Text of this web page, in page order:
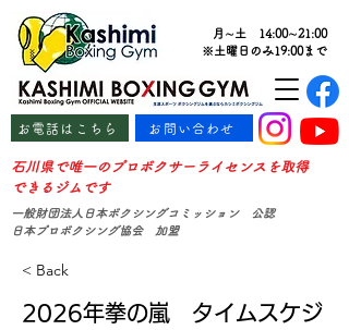
月∼土 14:00∼21:00
※土曜日のみ19:00まで
お電話はこちら お問い合わせ
石川県で唯一のプロボクサーライセンスを取得
できるジムです
一般財団法人日本ボクシングコミッション 公認
日本プロボクシング協会 加盟
< Back
2026年拳の嵐 タイムスケジ